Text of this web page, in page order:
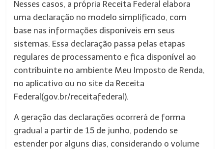
Nesses casos, a própria Receita Federal elabora
uma declaração no modelo simplificado, com
base nas informações disponíveis em seus
sistemas. Essa declaração passa pelas etapas
regulares de processamento e fica disponível ao
contribuinte no ambiente Meu Imposto de Renda,
no aplicativo ou no site da Receita
Federal(gov.br/receitafederal).
A geração das declarações ocorrerá de forma
gradual a partir de 15 de junho, podendo se
estender por alguns dias, considerando o volume